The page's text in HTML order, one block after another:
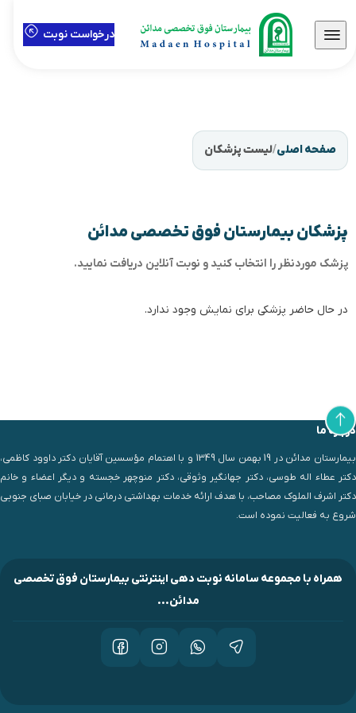
درخواست نوبت
صفحه اصلی/لیست پزشکان
پزشکان بیمارستان فوق تخصصی مدائن
پزشک موردنظر را انتخاب کنید و نوبت آنلاین دریافت نمایید.
در حال حاضر پزشکی برای نمایش وجود ندارد.
درباره ما
بیمارستان مدائن در 19 بهمن سال 1349 و با اهتمام مؤسسین آقایان دکتر داوود کاظمی،
دکتر عطاء اله طوسی، دکتر جهانگیر وثوقی، دکتر منوچهر خجسته و دیگر اعضاء و خانم
دکتر اشرف الملوک مصاحب، با هدف ارائه خدمات بهداشتی درمانی در خیابان صبای جنوبی
شروع به فعالیت نموده است.
همراه با مجموعه سامانه نوبت دهی اینترنتی بیمارستان فوق تخصصی
مدائن...